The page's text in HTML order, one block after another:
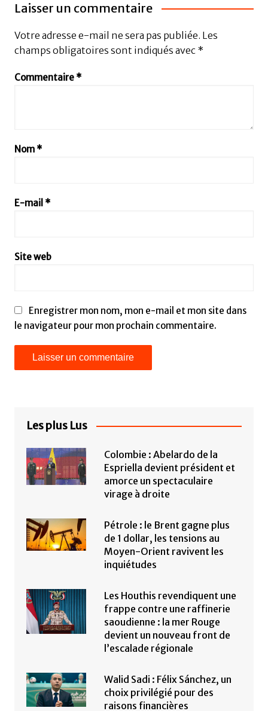
Laisser un commentaire
Votre adresse e-mail ne sera pas publiée. Les
champs obligatoires sont indiqués avec *
Commentaire *
Nom *
E-mail *
Site web
Enregistrer mon nom, mon e-mail et mon site dans
le navigateur pour mon prochain commentaire.
Les plus Lus
Colombie : Abelardo de la
Espriella devient président et
amorce un spectaculaire
virage à droite
Pétrole : le Brent gagne plus
de 1 dollar, les tensions au
Moyen-Orient ravivent les
inquiétudes
Les Houthis revendiquent une
frappe contre une raffinerie
saoudienne : la mer Rouge
devient un nouveau front de
l’escalade régionale
Walid Sadi : Félix Sánchez, un
choix privilégié pour des
raisons financières